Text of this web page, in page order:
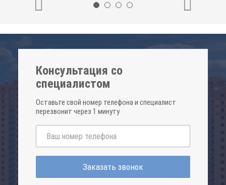
Консультация со
специалистом
Оставьте свой номер телефона и специалист
перезвонит через 1 минуту
Заказать звонок